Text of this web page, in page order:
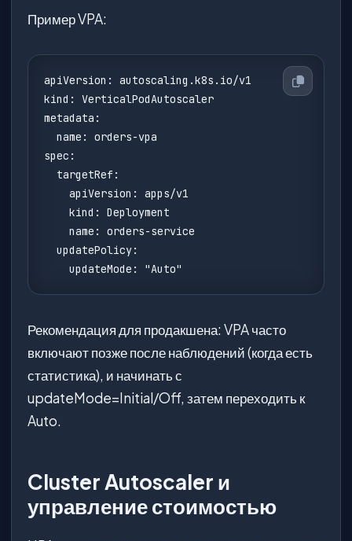
Пример VPA:
apiVersion: autoscaling.k8s.io/v1
kind: VerticalPodAutoscaler
metadata:
  name: orders-vpa
spec:
  targetRef:
    apiVersion: apps/v1
    kind: Deployment
    name: orders-service
  updatePolicy:
    updateMode: "Auto"
Рекомендация для продакшена: VPA часто
включают позже после наблюдений (когда есть
статистика), и начинать с
updateMode=Initial/Off, затем переходить к
Auto.
Cluster Autoscaler и
управление стоимостью